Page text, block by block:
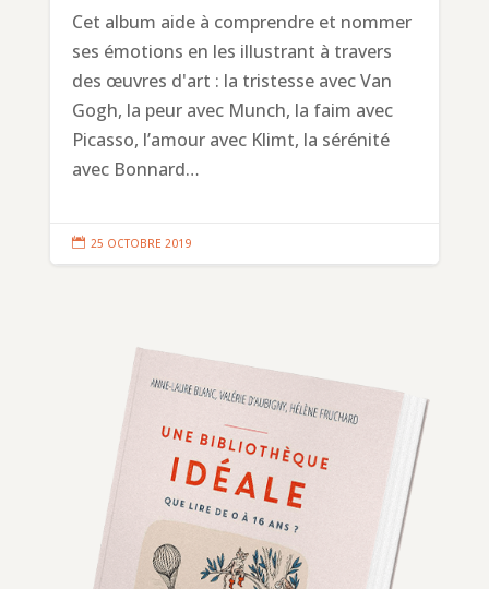
Cet album aide à comprendre et nommer
ses émotions en les illustrant à travers
des œuvres d'art : la tristesse avec Van
Gogh, la peur avec Munch, la faim avec
Picasso, l’amour avec Klimt, la sérénité
avec Bonnard…
 25 OCTOBRE 2019